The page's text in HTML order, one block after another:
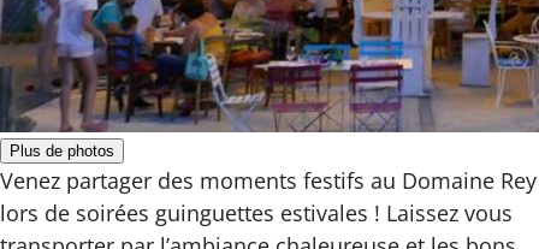
Plus de photos
Venez partager des moments festifs au Domaine Rey
lors de soirées guinguettes estivales ! Laissez vous